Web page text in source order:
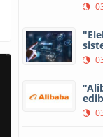
edib